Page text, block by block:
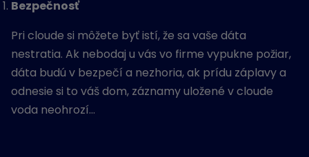
Bezpečnosť
Pri cloude si môžete byť istí, že sa vaše dáta
nestratia. Ak nebodaj u vás vo firme vypukne požiar,
dáta budú v bezpečí a nezhoria, ak prídu záplavy a
odnesie si to váš dom, záznamy uložené v cloude
voda neohrozí…